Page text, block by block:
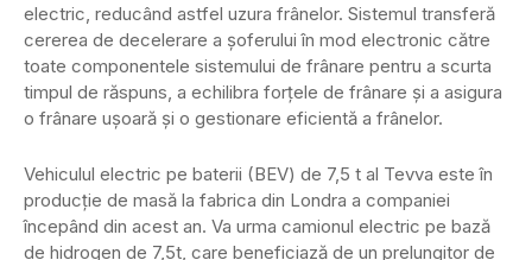
electric, reducând astfel uzura frânelor. Sistemul transferă
cererea de decelerare a șoferului în mod electronic către
toate componentele sistemului de frânare pentru a scurta
timpul de răspuns, a echilibra forțele de frânare și a asigura
o frânare ușoară și o gestionare eficientă a frânelor.
Vehiculul electric pe baterii (BEV) de 7,5 t al Tevva este în
producție de masă la fabrica din Londra a companiei
începând din acest an. Va urma camionul electric pe bază
de hidrogen de 7,5t, care beneficiază de un prelungitor de